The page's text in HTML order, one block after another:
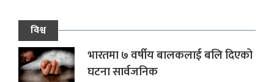
विश्व
भारतमा ७ वर्षीय बालकलाई बलि दिएको
घटना सार्वजनिक